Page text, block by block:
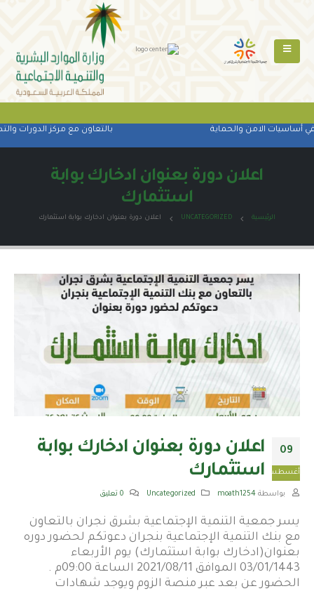
أساسيات الامن والحماية بالتعاون مع مركز الدورات
اعلان دورة بعنوان ادخارك بوابة
استثمارك
الرئيسية UNCATEGORIZED اعلان دورة بعنوان ادخارك بوابة استثمارك
09
أغسطس
اعلان دورة بعنوان ادخارك بوابة
استثمارك
بواسطة moath1254
Uncategorized 0 تعليق
يسر جمعية التنمية الإجتماعية بشرق نجران بالتعاون
مع بنك التنمية الإجتماعية بنجران دعوتكم لحضور دوره
بعنوان(ادخارك بوابة استثمارك) يوم الأربعاء
03/01/1443 الموافق 2021/08/11 الساعة 09:00م .
الحضور عن بعد عبر منصة الزوم ويوجد شهادات